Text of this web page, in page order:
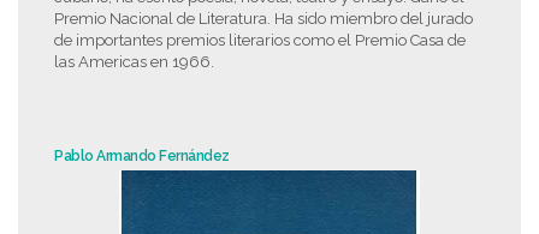
Premio Nacional de Literatura. Ha sido miembro del jurado
de importantes premios literarios como el Premio Casa de
las Americas en 1966.
Pablo Armando Fernández